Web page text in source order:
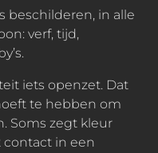
beschilderen, in alle
verf, tijd,
iets openzet. Dat
te hebben om
Soms zegt kleur
contact in een